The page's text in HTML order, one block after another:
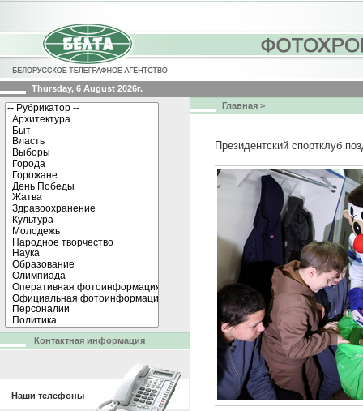
Thursday, 6 August 2026г.
Главная >
Президентский спортклуб
Контактная информация
Наши телефоны